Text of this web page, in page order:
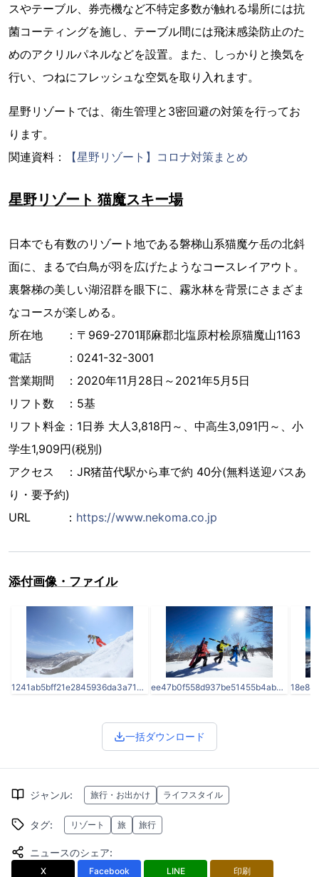
スやテーブル、券売機など不特定多数が触れる場所には抗
菌コーティングを施し、テーブル間には飛沫感染防止のた
めのアクリルパネルなどを設置。また、しっかりと換気を
行い、つねにフレッシュな空気を取り入れます。
星野リゾートでは、衛生管理と3密回避の対策を行ってお
ります。
関連資料：
【星野リゾート】コロナ対策まとめ
星野リゾート 猫魔スキー場
日本でも有数のリゾート地である磐梯山系猫魔ケ岳の北斜
面に、まるで白鳥が羽を広げたようなコースレイアウト。
裏磐梯の美しい湖沼群を眼下に、霧氷林を背景にさまざま
なコースが楽しめる。
所在地 ：〒969-2701耶麻郡北塩原村桧原猫魔山1163
電話 ：0241-32-3001
営業期間 ：2020年11月28日～2021年5月5日
リフト数 ：5基
リフト料金：1日券 大人3,818円～、中高生3,091円～、小
学生1,909円(税別)
アクセス ：JR猪苗代駅から車で約 40分(無料送迎バスあ
り・要予約)
URL ： https://www.nekoma.co.jp
添付画像・ファイル
1241ab5bff21e2845936da3a719a6d8a.jpg ee47b0f558d937be51455b4ab4d55954.jpg
一括ダウンロード
ジャンル: 旅行・お出かけ ライフスタイル
タグ: リゾート 旅 旅行
ニュースのシェア:
X Facebook LINE 印刷